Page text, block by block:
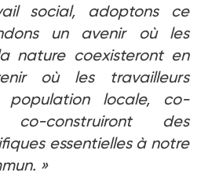
social, adoptons ce
un avenir où les
nature coexisteront en
où les travailleurs
locale, co-
construiront des
essentielles à notre
»